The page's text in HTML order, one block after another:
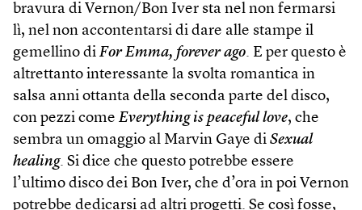
bravura di Vernon/Bon Iver sta nel non fermarsi
lì, nel non accontentarsi di dare alle stampe il
gemellino di For Emma, forever ago. E per questo è
altrettanto interessante la svolta romantica in
salsa anni ottanta della seconda parte del disco,
con pezzi come Everything is peaceful love, che
sembra un omaggio al Marvin Gaye di Sexual
healing. Si dice che questo potrebbe essere
l’ultimo disco dei Bon Iver, che d’ora in poi Vernon
potrebbe dedicarsi ad altri progetti. Se così fosse,